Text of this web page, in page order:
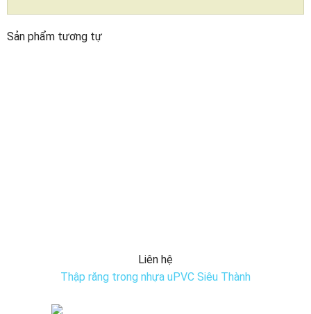
Sản phẩm tương tự
Liên hệ
Thập răng trong nhựa uPVC Siêu Thành